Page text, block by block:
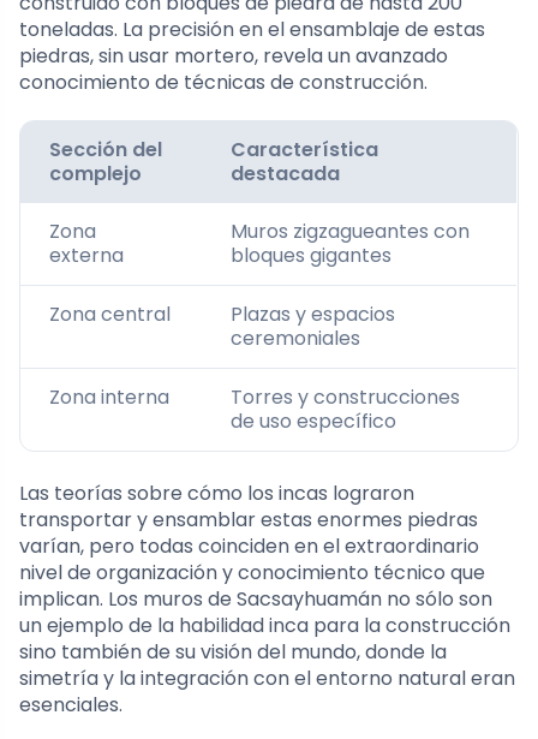
toneladas. La precisión en el ensamblaje de estas
piedras, sin usar mortero, revela un avanzado
conocimiento de técnicas de construcción.
Sección del
complejo
Característica
destacada
Zona
externa
Muros zigzagueantes con
bloques gigantes
Zona central
Plazas y espacios
ceremoniales
Zona interna
Torres y construcciones
de uso específico
Las teorías sobre cómo los incas lograron
transportar y ensamblar estas enormes piedras
varían, pero todas coinciden en el extraordinario
nivel de organización y conocimiento técnico que
implican. Los muros de Sacsayhuamán no sólo son
un ejemplo de la habilidad inca para la construcción
sino también de su visión del mundo, donde la
simetría y la integración con el entorno natural eran
esenciales.